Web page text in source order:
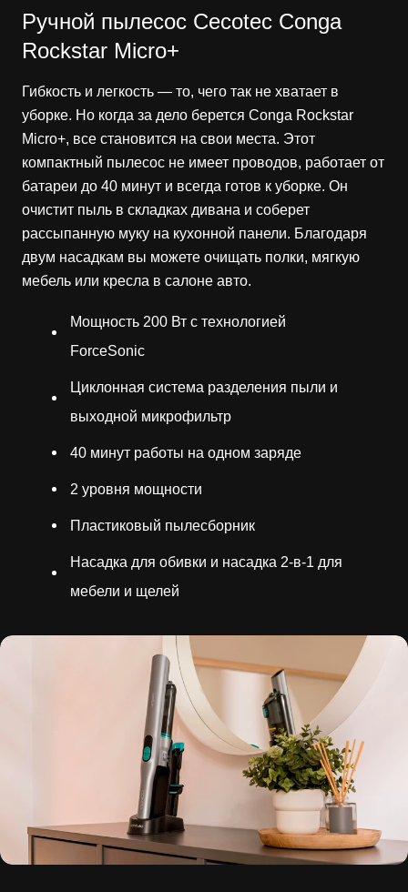
Ручной пылесос Cecotec Conga
Rockstar Micro+
Гибкость и легкость — то, чего так не хватает в
уборке. Но когда за дело берется Conga Rockstar
Micro+, все становится на свои места. Этот
компактный пылесос не имеет проводов, работает от
батареи до 40 минут и всегда готов к уборке. Он
очистит пыль в складках дивана и соберет
рассыпанную муку на кухонной панели. Благодаря
двум насадкам вы можете очищать полки, мягкую
мебель или кресла в салоне авто.
Мощность 200 Вт с технологией
ForceSonic
Циклонная система разделения пыли и
выходной микрофильтр
40 минут работы на одном заряде
2 уровня мощности
Пластиковый пылесборник
Насадка для обивки и насадка 2-в-1 для
мебели и щелей